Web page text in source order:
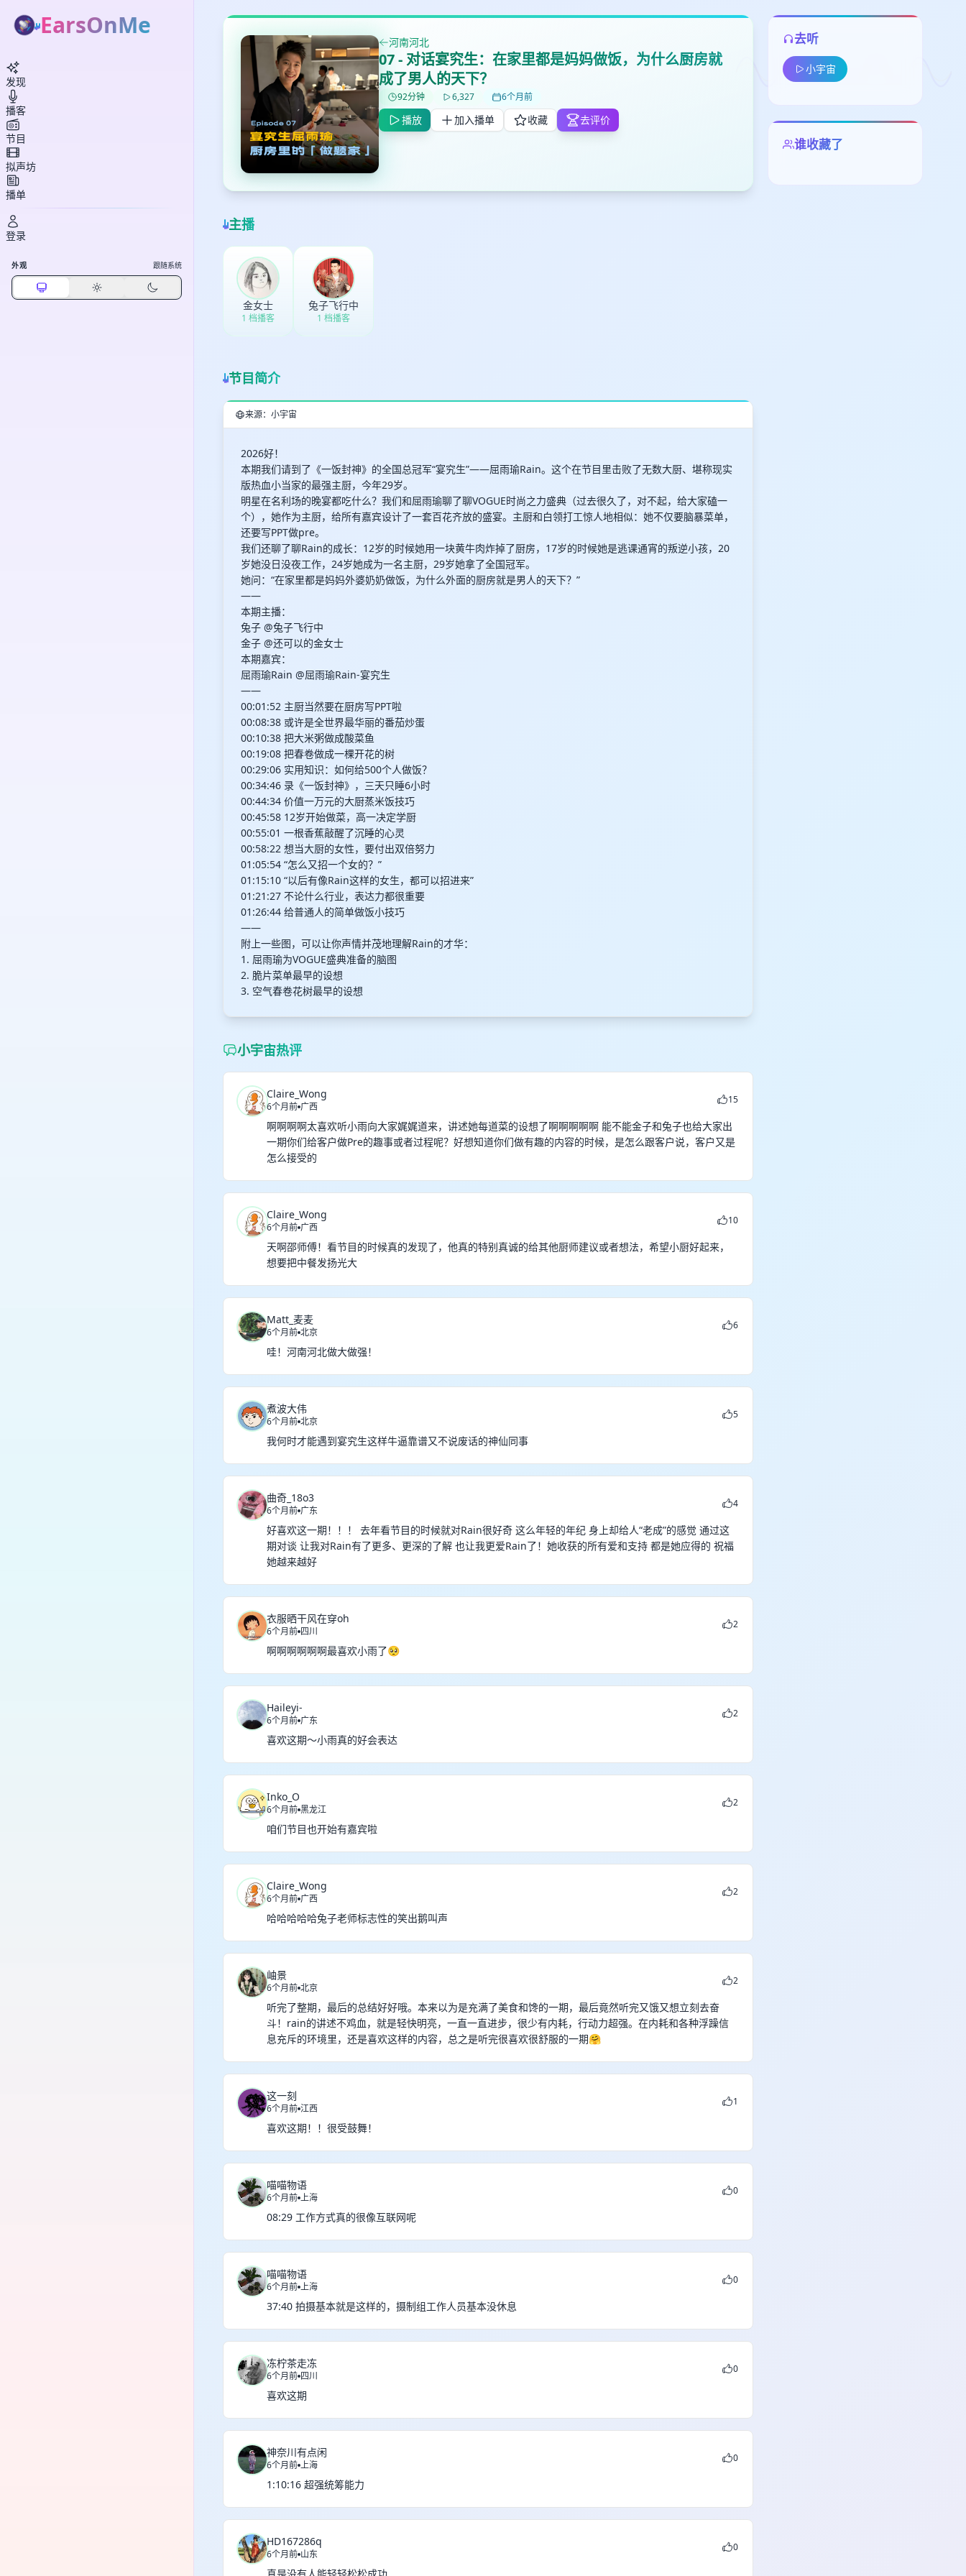
河南河北
07 - 对话宴究生：在家里都是妈妈做饭，为什么厨房就
成了男人的天下？
92分钟 6,327 6个月前
播放 加入播单 收藏 去评价
主播
金女士
1 档播客
兔子飞行中
1 档播客
节目简介
来源：小宇宙
2026好！
本期我们请到了《一饭封神》的全国总冠军“宴究生”——屈雨瑜Rain。这个在节目里击败了无数大厨、堪称现实
版热血小当家的最强主厨，今年29岁。
明星在名利场的晚宴都吃什么？我们和屈雨瑜聊了聊VOGUE时尚之力盛典（过去很久了，对不起，给大家磕一
个），她作为主厨，给所有嘉宾设计了一套百花齐放的盛宴。主厨和白领打工惊人地相似：她不仅要脑暴菜单，
还要写PPT做pre。
我们还聊了聊Rain的成长：12岁的时候她用一块黄牛肉炸掉了厨房，17岁的时候她是逃课通宵的叛逆小孩，20
岁她没日没夜工作，24岁她成为一名主厨，29岁她拿了全国冠军。
她问：“在家里都是妈妈外婆奶奶做饭，为什么外面的厨房就是男人的天下？”
——
本期主播：
兔子 @兔子飞行中
金子 @还可以的金女士
本期嘉宾：
屈雨瑜Rain @屈雨瑜Rain-宴究生
——
00:01:52 主厨当然要在厨房写PPT啦
00:08:38 或许是全世界最华丽的番茄炒蛋
00:10:38 把大米粥做成酸菜鱼
00:19:08 把春卷做成一棵开花的树
00:29:06 实用知识：如何给500个人做饭？
00:34:46 录《一饭封神》，三天只睡6小时
00:44:34 价值一万元的大厨蒸米饭技巧
00:45:58 12岁开始做菜，高一决定学厨
00:55:01 一根香蕉敲醒了沉睡的心灵
00:58:22 想当大厨的女性，要付出双倍努力
01:05:54 “怎么又招一个女的？”
01:15:10 “以后有像Rain这样的女生，都可以招进来”
01:21:27 不论什么行业，表达力都很重要
01:26:44 给普通人的简单做饭小技巧
——
附上一些图，可以让你声情并茂地理解Rain的才华：
1. 屈雨瑜为VOGUE盛典准备的脑图
2. 脆片菜单最早的设想
3. 空气春卷花树最早的设想
小宇宙热评
Claire_Wong
6个月前 广西
15
啊啊啊啊太喜欢听小雨向大家娓娓道来，讲述她每道菜的设想了啊啊啊啊啊 能不能金子和兔子也给大家出
一期你们给客户做Pre的趣事或者过程呢？好想知道你们做有趣的内容的时候，是怎么跟客户说，客户又是
怎么接受的
Claire_Wong
6个月前 广西
10
天啊邵师傅！看节目的时候真的发现了，他真的特别真诚的给其他厨师建议或者想法，希望小厨好起来，
想要把中餐发扬光大
Matt_麦麦
6个月前 北京
6
哇！河南河北做大做强！
煮波大伟
6个月前 北京
5
我何时才能遇到宴究生这样牛逼靠谱又不说废话的神仙同事
曲奇_18o3
6个月前 广东
4
好喜欢这一期！！！ 去年看节目的时候就对Rain很好奇 这么年轻的年纪 身上却给人“老成”的感觉 通过这
期对谈 让我对Rain有了更多、更深的了解 也让我更爱Rain了！她收获的所有爱和支持 都是她应得的 祝福
她越来越好
衣服晒干风在穿oh
6个月前 四川
2
啊啊啊啊啊啊最喜欢小雨了🥺
Haileyi-
6个月前 广东
2
喜欢这期～小雨真的好会表达
Inko_O
6个月前 黑龙江
2
咱们节目也开始有嘉宾啦
Claire_Wong
6个月前 广西
2
哈哈哈哈哈兔子老师标志性的笑出鹅叫声
岫景
6个月前 北京
2
听完了整期，最后的总结好好哦。本来以为是充满了美食和馋的一期，最后竟然听完又饿又想立刻去奋
斗！rain的讲述不鸡血，就是轻快明亮，一直一直进步，很少有内耗，行动力超强。在内耗和各种浮躁信
息充斥的环境里，还是喜欢这样的内容，总之是听完很喜欢很舒服的一期🤗
这一刻
6个月前 江西
1
喜欢这期！！很受鼓舞！
喵喵物语
6个月前 上海
0
08:29 工作方式真的很像互联网呢
喵喵物语
6个月前 上海
0
37:40 拍摄基本就是这样的，摄制组工作人员基本没休息
冻柠茶走冻
6个月前 四川
0
喜欢这期
神奈川有点闲
6个月前 上海
0
1:10:16 超强统筹能力
HD167286q
6个月前 山东
0
去听
小宇宙
谁收藏了
打分
删除确认
EarsOnMe
发现
播客
节目
拟声坊
播单
登录
外观 跟随系统
加入播单